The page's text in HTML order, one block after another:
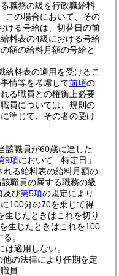
職務の級を行政職給料
この場合において、その
ける号給は、切替日の前
料表の4級における号給
額の給料月額の号給と
給料表の適用を受けるこ
情等を考慮して前項の
る職員との権衡上必要
員については、規則の
準じて、その者の受け
該職員が60歳に達した
9項において「特定日」
れる給料表の給料月額の
職員の属する職務の級
及び第5項の規定により
100分の70を乗じて得
じたときはこれを切り
生じたときはこれを100
る。
適用しない。
の法律により任期を定
員